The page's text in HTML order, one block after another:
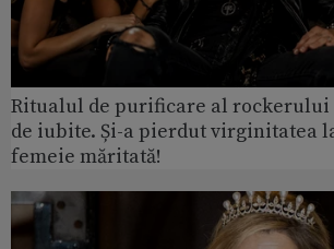
Ritualul de purificare al rockerului
de iubite. Și-a pierdut virginitatea
femeie măritată!